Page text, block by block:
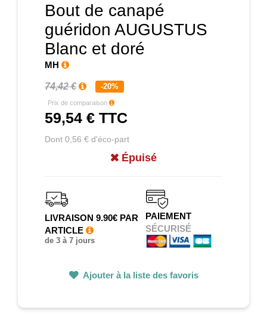
Bout de canapé
guéridon AUGUSTUS
Blanc et doré
MH
74,42 € -20%
Prix de comparaison
59,54 € TTC
Dont 0,56 € d'éco-part
Épuisé
LIVRAISON 9.90€ PAR
ARTICLE
de 3 à 7 jours
PAIEMENT
SÉCURISÉ
Ajouter à la liste des favoris